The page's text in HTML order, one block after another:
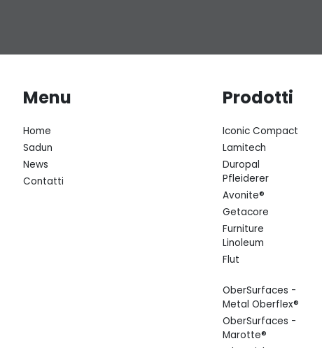
Menu
Home
Sadun
News
Contatti
Prodotti
Iconic Compact
Lamitech
Duropal
Pfleiderer
Avonite®
Getacore
Furniture
Linoleum
Flut
OberSurfaces -
Metal Oberflex®
OberSurfaces -
Marotte®